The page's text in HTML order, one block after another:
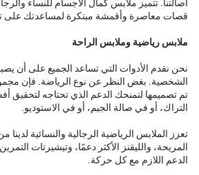
أصالتنا. تتميز ملابس كمال الأجسام للنساء
قصات معاصرة وأقمشة مبتكرة لمساعدتك على
ملابس رياضية وملابس الراحة
نحن نقدم الأدوات التي تساعد الجميع على أن
الشخصية. بغض النظر عن نوع الرياضة. فإن
تم تصميمها لتمنحك الدعم الذي تحتاجه لتحقيق
التراك، أو في صالة الجيم، أو في الاستوديو.
تعزز الملابس الرياضية الرجالية والنسائية
المريحة، والليقنز الأكثر دعمًا، وتيشيرتات
الدعم اللازم مع كل حركة.